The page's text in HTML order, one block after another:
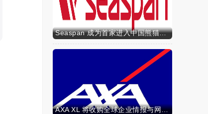
Seaspan 成为首家进入中国熊猫债市场的国际船东及运营商
AXA XL 将收购全球企业情报与网络安全咨询公司 S-RM